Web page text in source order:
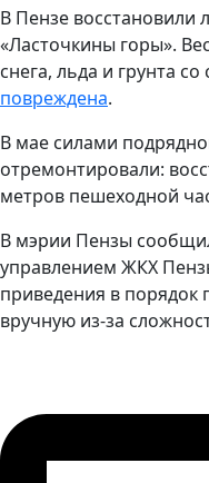
В Пензе восстановили
«Ласточкины горы».
снега, льда и грунта
повреждена.
В мае силами
отремонтировали:
метров пешеходной
В мэрии Пензы
управлением ЖКХ
приведения в
вручную из-за